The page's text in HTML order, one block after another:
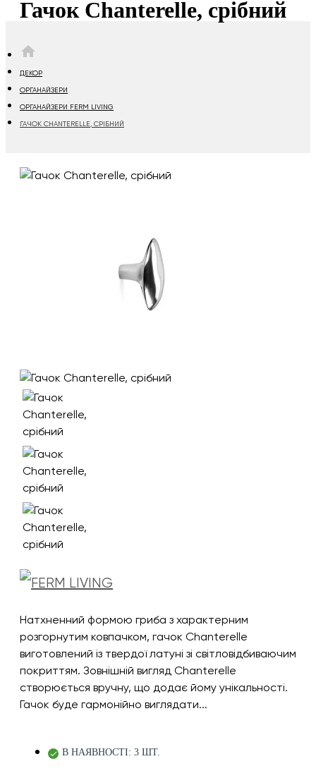
Гачок Chanterelle, срібний
ДЕКОР
ОРГАНАЙЗЕРИ
ОРГАНАЙЗЕРИ FERM LIVING
ГАЧОК CHANTERELLE, СРІБНИЙ
Натхненний формою гриба з характерним
розгорнутим ковпачком, гачок Chanterelle
виготовлений із твердої латуні зі світловідбиваючим
покриттям. Зовнішній вигляд Chanterelle
створюється вручну, що додає йому унікальності.
Гачок буде гармонійно виглядати...
В НАЯВНОСТІ: 3 ШТ.